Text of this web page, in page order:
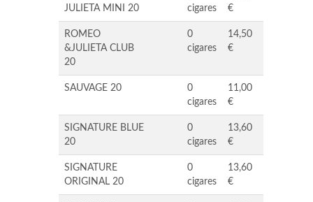
JULIETA MINI 20
cigares
€
ROMEO
&JULIETA CLUB
20
0
cigares
14,50
€
SAUVAGE 20
0
cigares
11,00
€
SIGNATURE BLUE
20
0
cigares
13,60
€
SIGNATURE
ORIGINAL 20
0
cigares
13,60
€